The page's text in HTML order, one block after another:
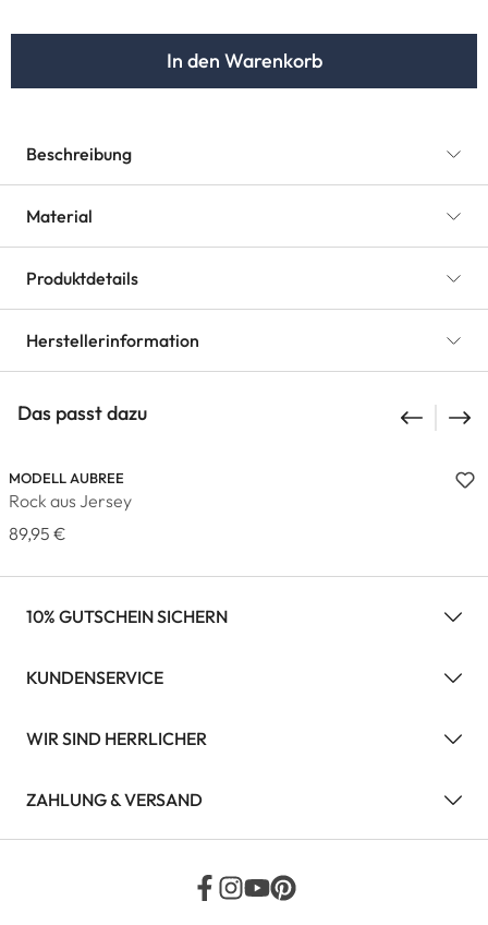
In den Warenkorb
Beschreibung
Material
Produktdetails
Herstellerinformation
Das passt dazu
MODELL AUBREE
Rock aus Jersey
89,95 €
10% GUTSCHEIN SICHERN
KUNDENSERVICE
WIR SIND HERRLICHER
ZAHLUNG & VERSAND